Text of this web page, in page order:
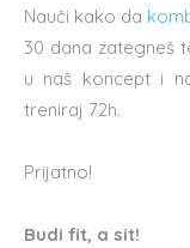
Nauči kako da
30 dana zategneš
u naš koncept i
treniraj 72h.
Prijatno!
Budi fit, a sit!